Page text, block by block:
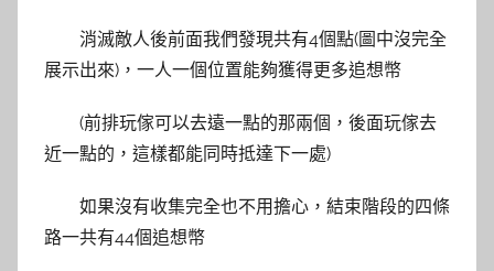
消滅敵人後前面我們發現共有4個點(圖中沒完全
展示出來)，一人一個位置能夠獲得更多追想幣
(前排玩傢可以去遠一點的那兩個，後面玩傢去
近一點的，這樣都能同時抵達下一處)
如果沒有收集完全也不用擔心，結束階段的四條
路一共有44個追想幣